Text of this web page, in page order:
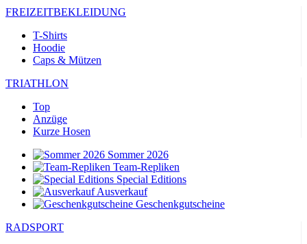
FREIZEITBEKLEIDUNG
T-Shirts
Hoodie
Caps & Mützen
TRIATHLON
Top
Anzüge
Kurze Hosen
Sommer 2026
Team-Repliken
Special Editions
Ausverkauf
Geschenkgutscheine
RADSPORT